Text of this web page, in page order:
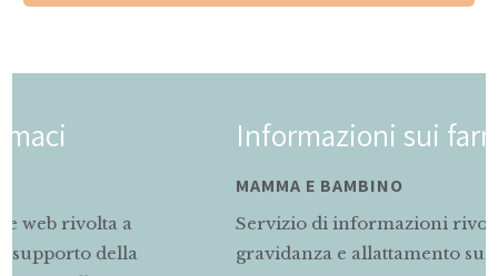
Informazioni sui farmaci
Servizio di informazioni rivolto alle mamme in
gravidanza e allattamento sul corretto uso dei